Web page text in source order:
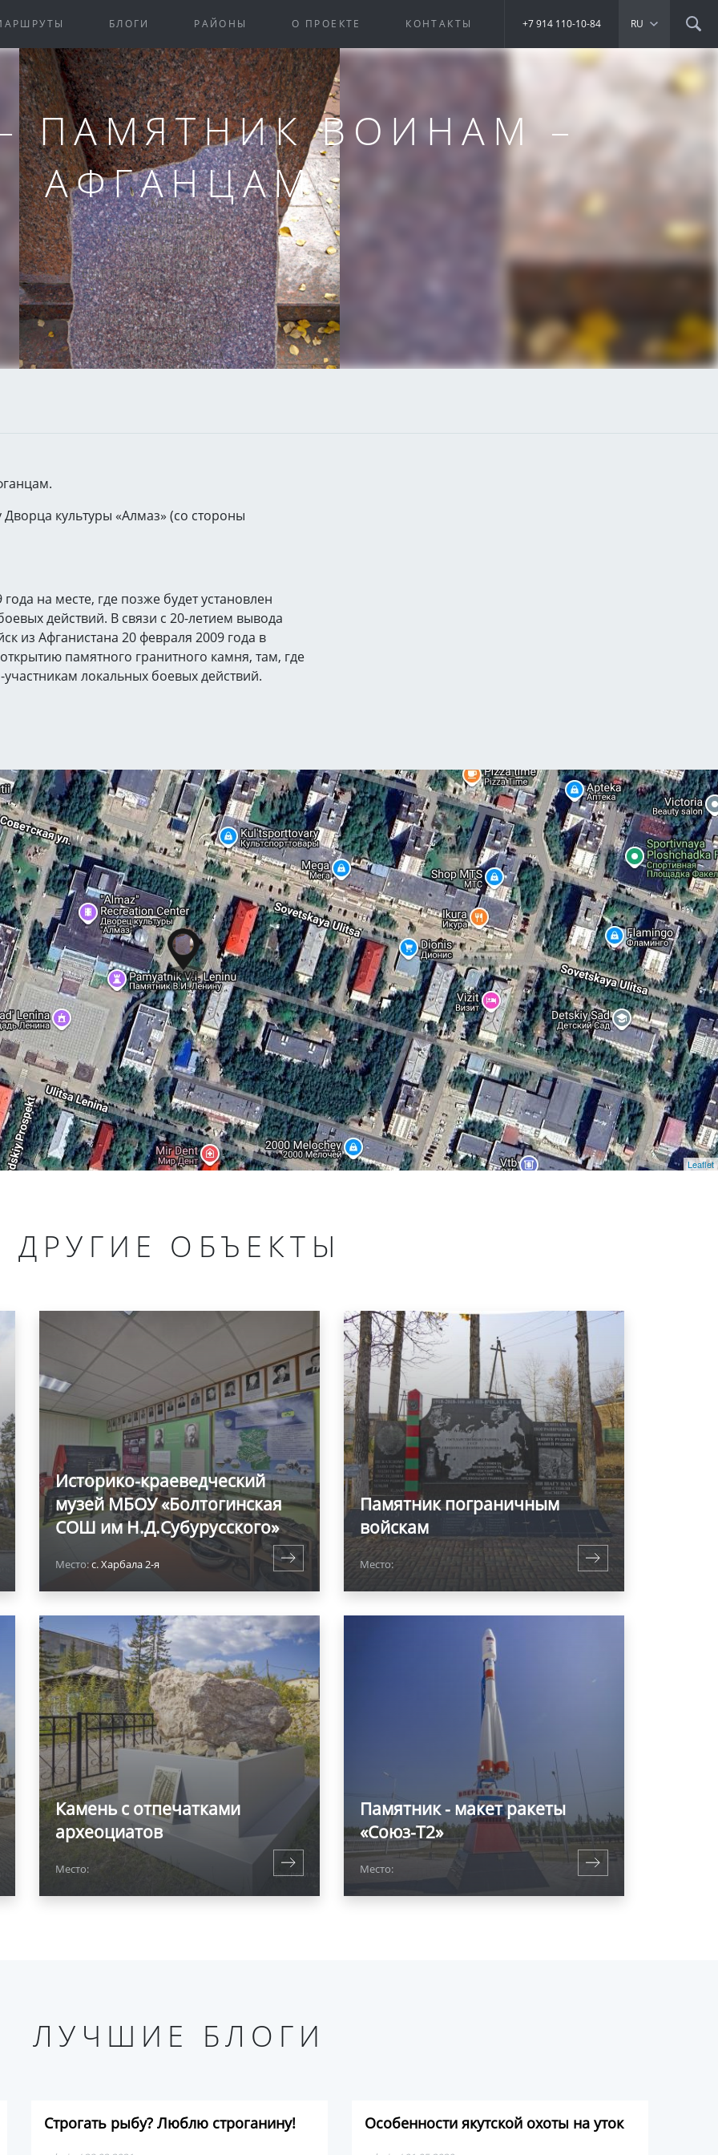
БЛОГИ РАЙОНЫ О ПРОЕКТЕ КОНТАКТЫ RU
+7 914 110-10-84
ПАМЯТНИК ВОИНАМ –
АФГАНЦАМ
Закрыть
культуры «Алмаз» (со стороны
на месте, где позже будет установлен
действий. В связи с 20-летием вывода
из Афганистана 20 февраля 2009 года в
памятного гранитного камня, там, где
локальных боевых действий.
Leaflet
ДРУГИЕ ОБЪЕКТЫ
Историко-краеведческий
музей МБОУ «Болтогинская
СОШ им Н.Д.Субурусского»
Место:с. Харбала 2-я
Памятник пограничным
войскам
Место:
Камень с отпечатками
археоциатов
Место:
Памятник - макет ракеты
«Союз-Т2»
Место:
ЛУЧШИЕ БЛОГИ
Строгать рыбу? Люблю строганину! Особенности якутской охоты на уток